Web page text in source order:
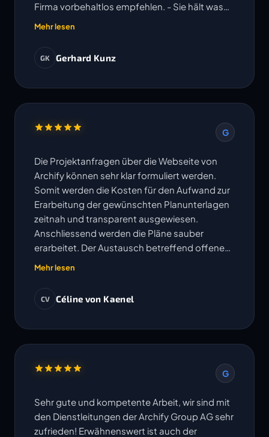
Firma vorbehaltlos empfehlen. - Sie hält was
ihre Website verspricht!
Mehr lesen
GK Gerhard Kunz
G
Die Projektanfragen über die Webseite von
Archify können sehr klar formuliert werden.
Somit werden die Kosten für den Aufwand zur
Erarbeitung der gewünschten Planunterlagen
zeitnah und transparent ausgewiesen.
Anschliessend werden die Pläne sauber
erarbeitet. Der Austausch betreffend offenen
Fragen erfolgt sehr unkompliziert und
Termine werden eingehalten. Ich freue mich
Mehr lesen
CV Céline von Kaenel
G
Sehr gute und kompetente Arbeit, wir sind mit
den Dienstleitungen der Archify Group AG sehr
zufrieden! Erwähnenswert ist auch der